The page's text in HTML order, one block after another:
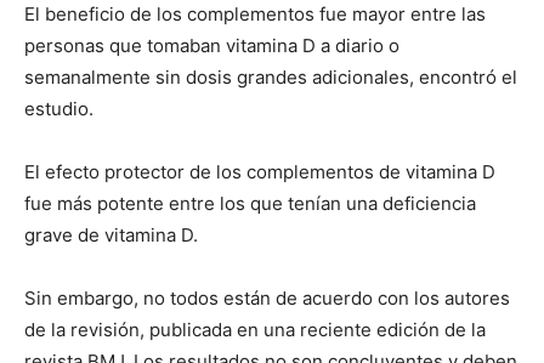
El beneficio de los complementos fue mayor entre las
personas que tomaban vitamina D a diario o
semanalmente sin dosis grandes adicionales, encontró el
estudio.
El efecto protector de los complementos de vitamina D
fue más potente entre los que tenían una deficiencia
grave de vitamina D.
Sin embargo, no todos están de acuerdo con los autores
de la revisión, publicada en una reciente edición de la